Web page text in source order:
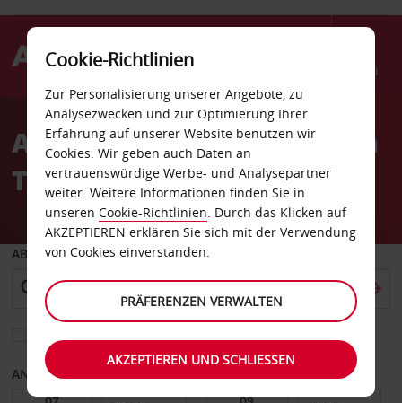
Menü
AvisAutovermietung Northern
Territory
ABHOLEN VON
ANFANGSDATUM
Cookie-Richtlinien
Zur Personalisierung unserer Angebote, zu
Analysezwecken und zur Optimierung Ihrer
Erfahrung auf unserer Website benutzen wir
Cookies. Wir geben auch Daten an
vertrauenswürdige Werbe- und Analysepartner
weiter. Weitere Informationen finden Sie in
unseren Cookie-Richtlinien. Durch das Klicken auf
AKZEPTIEREN erklären Sie sich mit der Verwendung
von Cookies einverstanden.
PRÄFERENZEN VERWALTEN
AKZEPTIEREN UND SCHLIESSEN